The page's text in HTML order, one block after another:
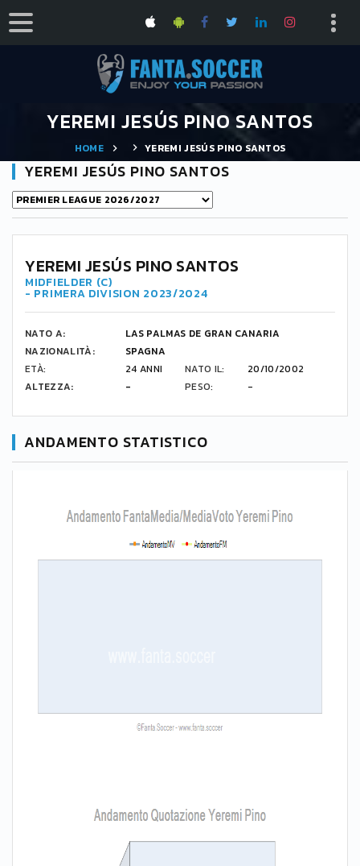
YEREMI JESÚS PINO SANTOS
HOME YEREMI JESÚS PINO SANTOS
YEREMI JESÚS PINO SANTOS
21
YEREMI JESÚS PINO SANTOS
MIDFIELDER (C)
- PRIMERA DIVISION 2023/2024
NATO A:
LAS PALMAS DE GRAN CANARIA
NAZIONALITÀ:
SPAGNA
ETÀ:
24 ANNI NATO IL:
20/10/2002
ALTEZZA:
- PESO: -
ANDAMENTO STATISTICO